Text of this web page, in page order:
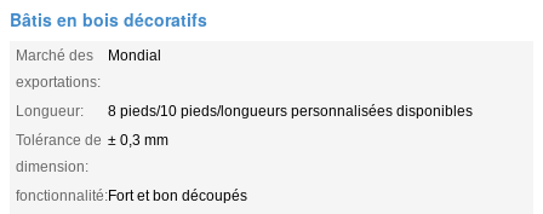
Bâtis en bois décoratifs
Marché des
exportations:
Mondial
Longueur:
8 pieds/10 pieds/longueurs personnalisées disponibles
Tolérance de
dimension:
± 0,3 mm
fonctionnalité:Fort et bon découpés